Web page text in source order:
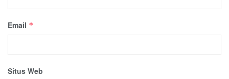
Email *
Situs Web